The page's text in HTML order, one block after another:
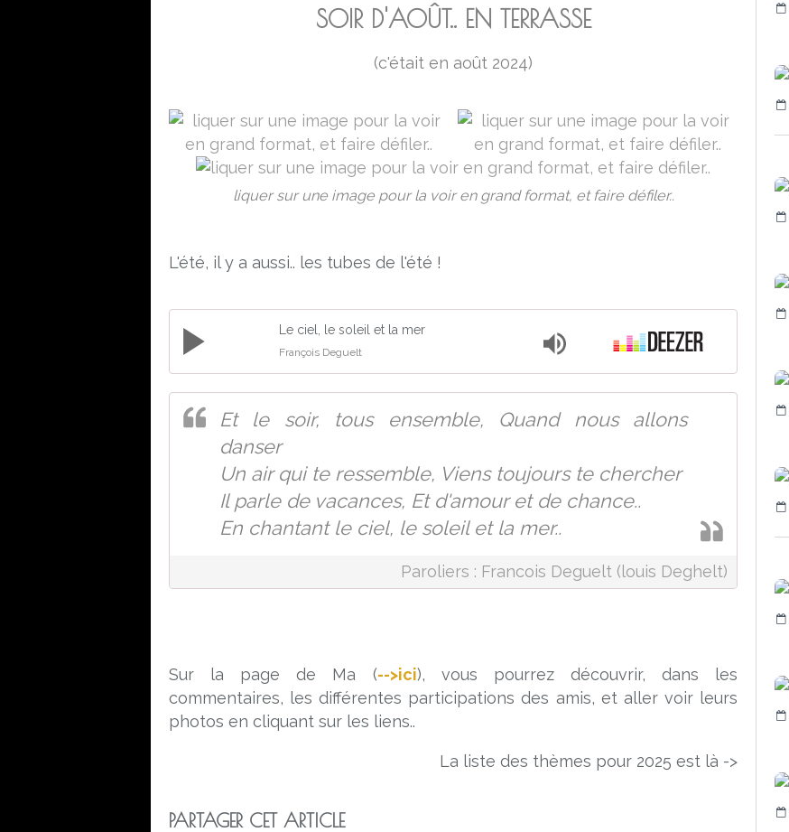
SOIR D'AOÛT.. EN TERRASSE
(c'était en août 2024)
liquer sur une image pour la voir en grand format, et faire défiler..
L'été, il y a aussi.. les tubes de l'été !
Le ciel, le soleil et la mer
François Deguelt
Et le soir, tous ensemble, Quand nous allons
danser
Un air qui te ressemble, Viens toujours te chercher
Il parle de vacances, Et d'amour et de chance..
En chantant le ciel, le soleil et la mer..
Paroliers : Francois Deguelt (louis Deghelt)
Sur la page de Ma (-->ici), vous pourrez découvrir, dans les
commentaires, les différentes participations des amis, et aller voir leurs
photos en cliquant sur les liens..
La liste des thèmes pour 2025 est là ->
PARTAGER CET ARTICLE